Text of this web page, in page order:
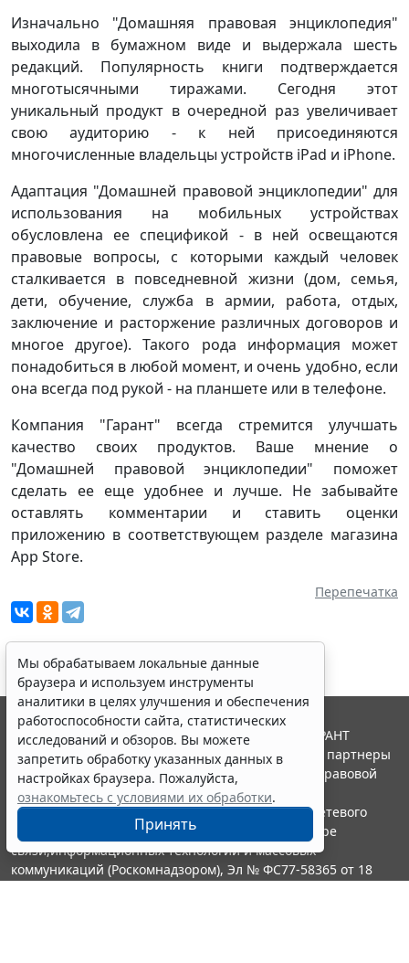
Изначально "Домашняя правовая энциклопедия"
выходила в бумажном виде и выдержала шесть
редакций. Популярность книги подтверждается
многотысячными тиражами. Сегодня этот
уникальный продукт в очередной раз увеличивает
свою аудиторию - к ней присоединяются
многочисленные владельцы устройств iPad и iPhone.
Адаптация "Домашней правовой энциклопедии" для
использования на мобильных устройствах
обусловлена ее спецификой - в ней освещаются
правовые вопросы, с которыми каждый человек
сталкивается в повседневной жизни (дом, семья,
дети, обучение, служба в армии, работа, отдых,
заключение и расторжение различных договоров и
многое другое). Такого рода информация может
понадобиться в любой момент, и очень удобно, если
она всегда под рукой - на планшете или в телефоне.
Компания "Гарант" всегда стремится улучшать
качество своих продуктов. Ваше мнение о
"Домашней правовой энциклопедии" поможет
сделать ее еще удобнее и лучше. Не забывайте
оставлять комментарии и ставить оценки
приложению в соответствующем разделе магазина
App Store.
Перепечатка
Мы обрабатываем локальные данные
браузера и используем инструменты
аналитики в целях улучшения и обеспечения
работоспособности сайта, статистических
исследований и обзоров. Вы можете
запретить обработку указанных данных в
настройках браузера. Пожалуйста,
ознакомьтесь с условиями их обработки.
Принять
© ООО "НПП "ГАРАНТ-СЕРВИС", 2026. Система ГАРАНТ
выпускается с 1990 года. Компания "Гарант" и ее партнеры
являются участниками Российской ассоциации правовой
информации ГАРАНТ.
Портал ГАРАНТ.РУ зарегистрирован в качестве сетевого
издания Федеральной службой по надзору в сфере
связи,информационных технологий и массовых
коммуникаций (Роскомнадзором), Эл № ФС77-58365 от 18